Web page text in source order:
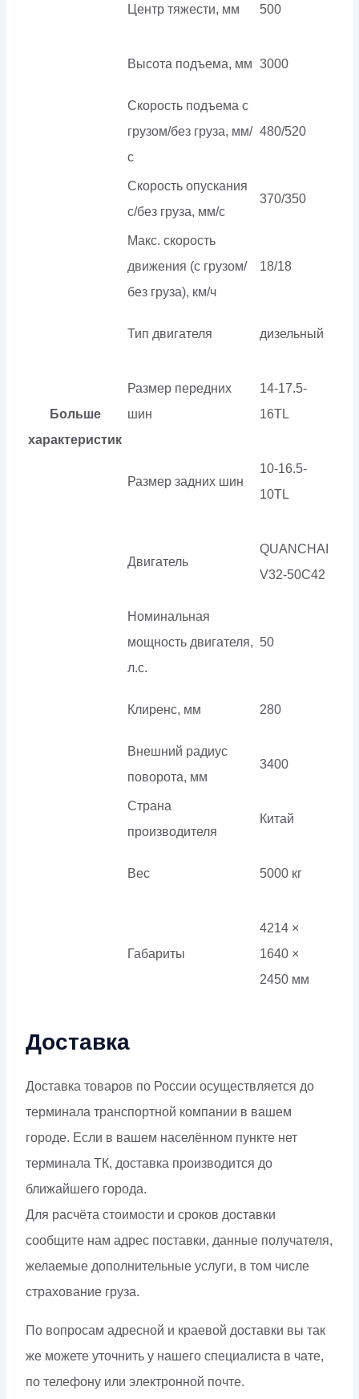
Больше
характеристик
Центр тяжести, мм 500
Высота подъема, мм 3000
Скорость подъема с
грузом/без груза, мм/
с
480/520
Скорость опускания
c/без груза, мм/с
370/350
Макс. скорость
движения (с грузом/
без груза), км/ч
18/18
Тип двигателя дизельный
Размер передних
шин
14-17.5-
16TL
Размер задних шин
10-16.5-
10TL
Двигатель
QUANCHAI
V32-50C42
Номинальная
мощность двигателя,
л.с.
50
Клиренс, мм 280
Внешний радиус
поворота, мм
3400
Страна
производителя
Китай
Вес 5000 кг
Габариты
4214 ×
1640 ×
2450 мм
Доставка
Доставка товаров по России осуществляется до
терминала транспортной компании в вашем
городе. Если в вашем населённом пункте нет
терминала ТК, доставка производится до
ближайшего города.
Для расчёта стоимости и сроков доставки
сообщите нам адрес поставки, данные получателя,
желаемые дополнительные услуги, в том числе
страхование груза.
По вопросам адресной и краевой доставки вы так
же можете уточнить у нашего специалиста в чате,
по телефону или электронной почте.